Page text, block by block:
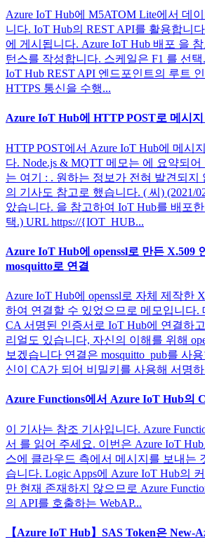
Azure IoT Hub에 M5ATOM Lite에서 데
니다. IoT Hub의 REST API를 활용합니
에 게시됩니다. Azure IoT Hub 배포 을
턴스를 작성합니다. 스케일은 F1 를 선
IoT Hub REST API 엔드포인트의 루트
HTTPS 통신을 수행...
Azure IoT Hub에 HTTP POST로 메시
HTTP POST에서 Azure IoT Hub에 메시
다. Node.js & MQTT 메모는 에 요약되
는 여기 : . 원하는 정보가 전혀 발견되지
의 기사도 참고로 했습니다. ( 씨) (2021/
았습니다. 을 참고하여 IoT Hub를 배포
택.) URL https://{IOT_HUB...
Azure IoT Hub에 openssl로 만든 X.509
mosquitto로 연결
Azure IoT Hub에 openssl로 자체 제작한
하여 연결할 수 있었으므로 메모입니다.
CA 서명된 인증서로 IoT Hub에 연결하
리얼도 있습니다, 자신의 이해를 위해
보겠습니다 연결은 mosquitto_pub를 사
신이 CA가 되어 비밀키를 사용해 서명
Azure Functions에서 Azure IoT Hub의
이 기사는 참조 기사입니다. Azure
서 를 읽어 주세요. 이번은 Azure IoT
스에 클라우드 측에서 메시지를 보내는
습니다. Logic Apps에 Azure IoT Hub의
만 현재 존재하지 않으므로 Azure
의 API를 호출하는 WebAP...
【Azure IoT Hub】SAS Token은 New-